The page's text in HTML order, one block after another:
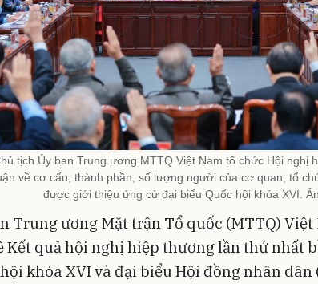
tịch Ủy ban Trung ương MTTQ Việt Nam tổ chức Hội nghị
về cơ cấu, thành phần, số lượng người của cơ quan, tổ
được giới thiệu ứng cử đại biểu Quốc hội khóa XVI.
Trung ương Mặt trận Tổ quốc (MTTQ) Việt
Kết quả hội nghị hiệp thương lần thứ nhất
khóa XVI và đại biểu Hội đồng nhân dân